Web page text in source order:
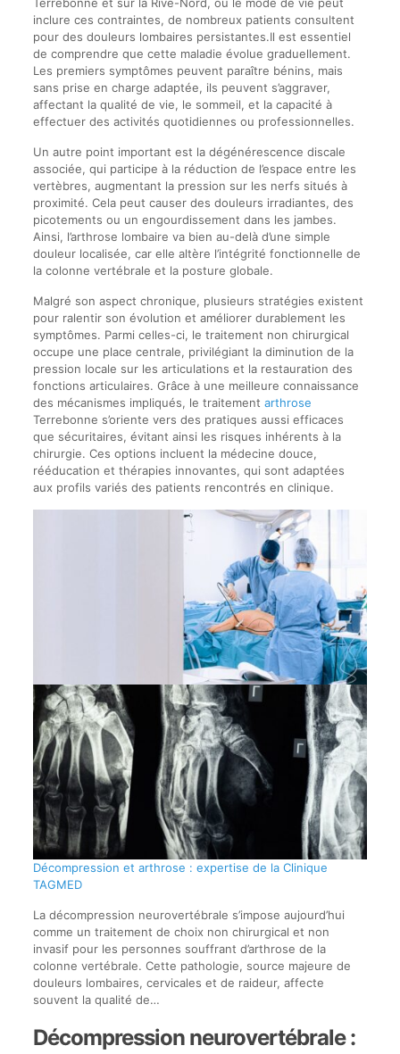
Terrebonne et sur la Rive-Nord, où le mode de vie peut
inclure ces contraintes, de nombreux patients consultent
pour des douleurs lombaires persistantes.Il est essentiel
de comprendre que cette maladie évolue graduellement.
Les premiers symptômes peuvent paraître bénins, mais
sans prise en charge adaptée, ils peuvent s’aggraver,
affectant la qualité de vie, le sommeil, et la capacité à
effectuer des activités quotidiennes ou professionnelles.
Un autre point important est la dégénérescence discale
associée, qui participe à la réduction de l’espace entre les
vertèbres, augmentant la pression sur les nerfs situés à
proximité. Cela peut causer des douleurs irradiantes, des
picotements ou un engourdissement dans les jambes.
Ainsi, l’arthrose lombaire va bien au-delà d’une simple
douleur localisée, car elle altère l’intégrité fonctionnelle de
la colonne vertébrale et la posture globale.
Malgré son aspect chronique, plusieurs stratégies existent
pour ralentir son évolution et améliorer durablement les
symptômes. Parmi celles-ci, le traitement non chirurgical
occupe une place centrale, privilégiant la diminution de la
pression locale sur les articulations et la restauration des
fonctions articulaires. Grâce à une meilleure connaissance
des mécanismes impliqués, le traitement arthrose
Terrebonne s’oriente vers des pratiques aussi efficaces
que sécuritaires, évitant ainsi les risques inhérents à la
chirurgie. Ces options incluent la médecine douce,
rééducation et thérapies innovantes, qui sont adaptées
aux profils variés des patients rencontrés en clinique.
Décompression et arthrose : expertise de la Clinique
TAGMED
La décompression neurovertébrale s’impose aujourd’hui
comme un traitement de choix non chirurgical et non
invasif pour les personnes souffrant d’arthrose de la
colonne vertébrale. Cette pathologie, source majeure de
douleurs lombaires, cervicales et de raideur, affecte
souvent la qualité de…
Décompression neurovertébrale :